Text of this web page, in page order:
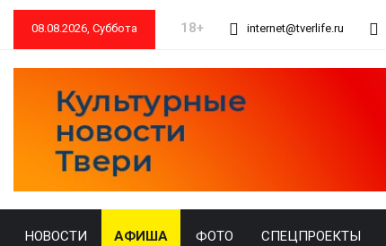
08.08.2026, Суббота 18+ internet@tverlife.ru
НОВОСТИ АФИША ФОТО СПЕЦПРОЕКТЫ